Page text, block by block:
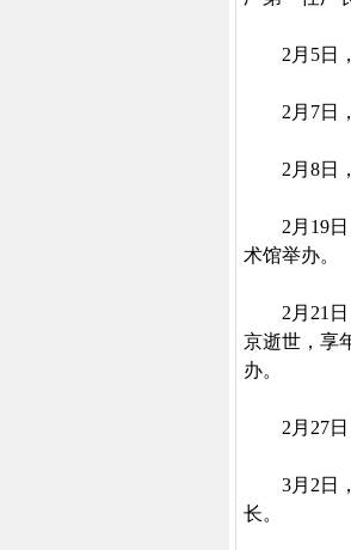
2 月 5日
2 月 7日
2 月 8日
2 月 19日
术馆举办。
2 月 21 日
京逝世，享
办。
2 月 27日
3月 2 日
长。